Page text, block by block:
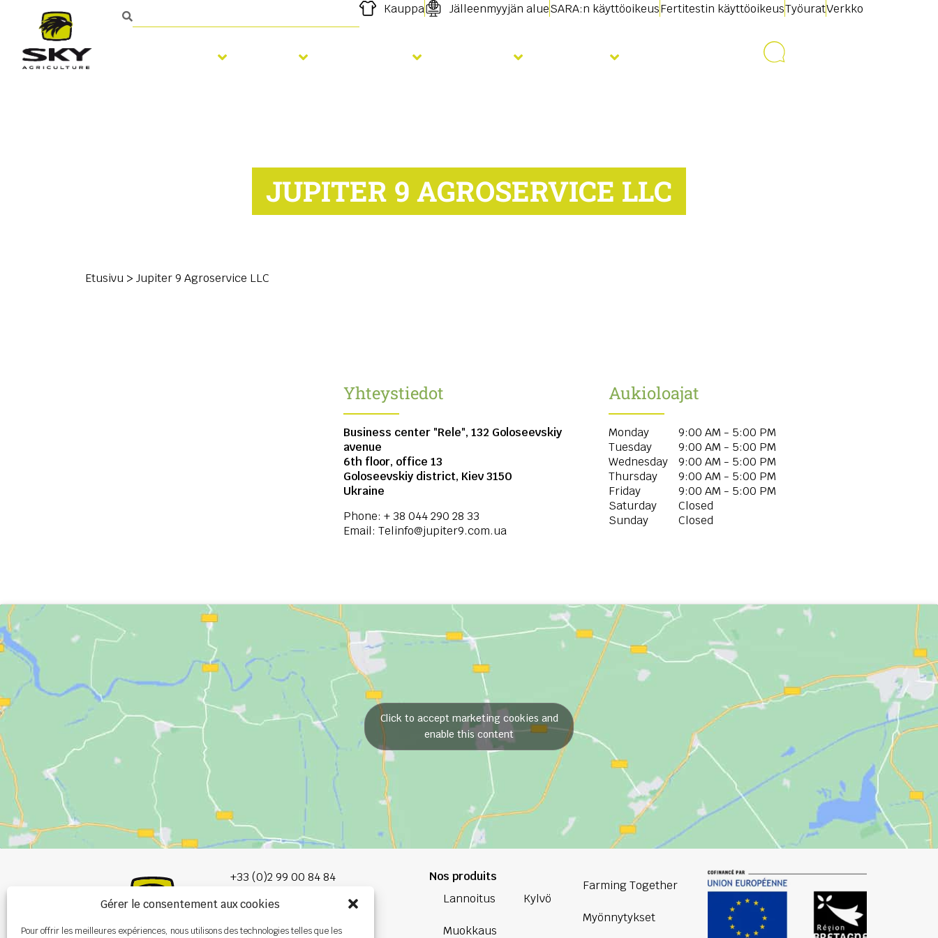
Gérer le consentement aux cookies
Pour offrir les meilleures expériences, nous utilisons des technologies telles que les
Kauppa Jälleenmyyjän alueSARA:n käyttöoikeusFertitestin käyttöoikeusTyöuratVerkko
JUPITER 9 AGROSERVICE LLC
Etusivu > Jupiter 9 Agroservice LLC
Yhteystiedot
Business center "Rele", 132 Goloseevskiy
avenue
6th floor, office 13
Goloseevskiy district, Kiev3150
Ukraine
Phone: + 38 044 290 28 33
Email: Telinfo@jupiter9.com.ua
Aukioloajat
Monday
9:00 AM - 5:00 PM
Tuesday
9:00 AM - 5:00 PM
Wednesday
9:00 AM - 5:00 PM
Thursday
9:00 AM - 5:00 PM
Friday
9:00 AM - 5:00 PM
Saturday
Closed
Sunday
Closed
Click to accept marketing cookies and
enable this content
+33 (0)2 99 00 84 84
info@burel-group.com
Nos produits
Lannoitus
Kylvö
Muokkaus
Farming Together
Myönnytykset